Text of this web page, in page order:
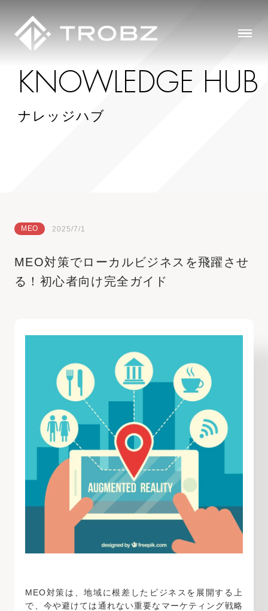
KNOW E DGE H UB
ナレッジハブ
MEO 2025/7/1
MEO対策でローカルビジネスを飛躍させ
る！初心者向け完全ガイド
MEO対策は、地域に根差したビジネスを展開する上
で、今や避けては通れない重要なマーケティング戦略